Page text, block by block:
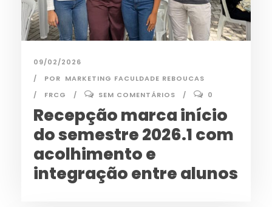
09/02/2026
POR MARKETING FACULDADE REBOUCAS
FRCG
SEM COMENTÁRIOS 0
Recepção marca início
do semestre 2026.1 com
acolhimento e
integração entre alunos